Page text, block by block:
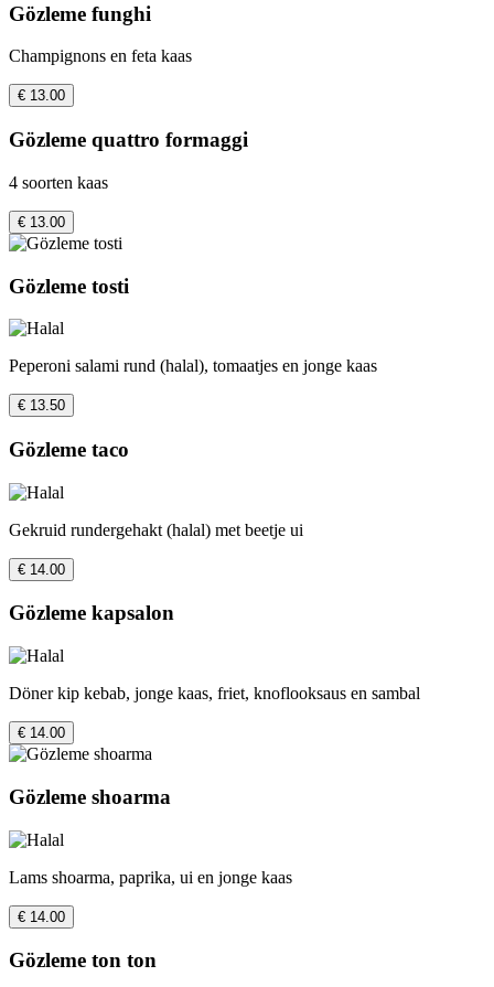
Gözleme funghi
Champignons en feta kaas
€ 13.00
Gözleme quattro formaggi
4 soorten kaas
€ 13.00
Gözleme tosti
Peperoni salami rund (halal), tomaatjes en jonge kaas
€ 13.50
Gözleme taco
Gekruid rundergehakt (halal) met beetje ui
€ 14.00
Gözleme kapsalon
Döner kip kebab, jonge kaas, friet, knoflooksaus en sambal
€ 14.00
Gözleme shoarma
Lams shoarma, paprika, ui en jonge kaas
€ 14.00
Gözleme ton ton